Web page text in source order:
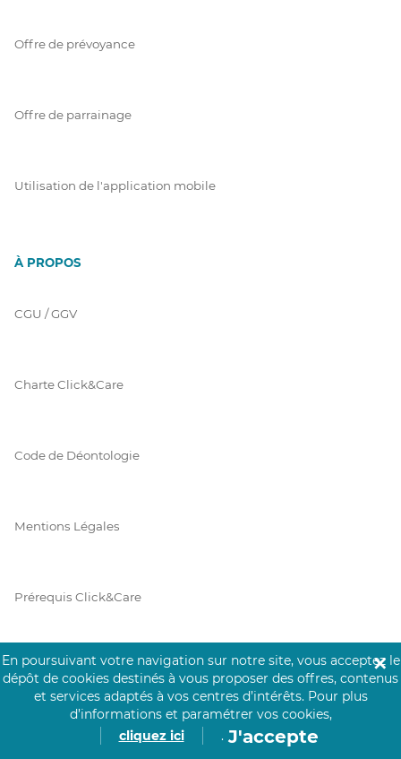
Offre de prévoyance
Offre de parrainage
Utilisation de l'application mobile
À PROPOS
CGU / GGV
Charte Click&Care
Code de Déontologie
Mentions Légales
Prérequis Click&Care
Protection des Données
En poursuivant votre navigation sur notre site, vous acceptez le
dépôt de cookies destinés à vous proposer des offres, contenus
et services adaptés à vos centres d’intérêts. Pour plus
d’informations et paramétrer vos cookies,
cliquez ici
. J'accepte
✕